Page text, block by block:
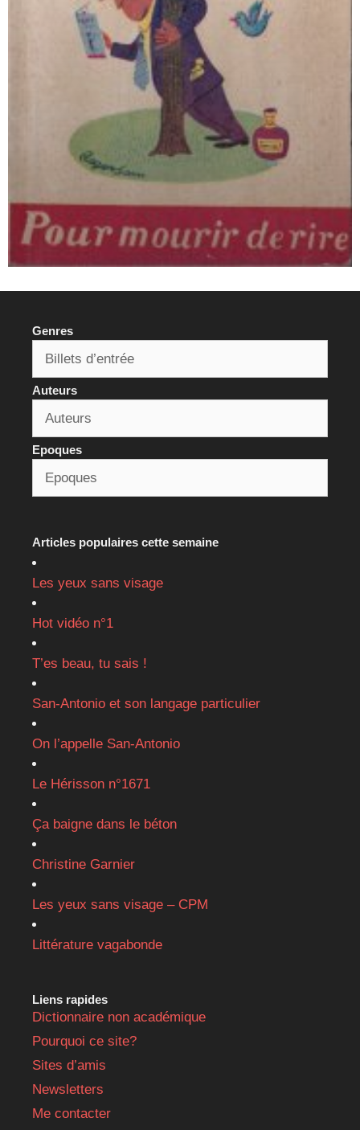
Genres
Auteurs
Epoques
Articles populaires cette semaine
Les yeux sans visage
Hot vidéo n°1
T’es beau, tu sais !
San-Antonio et son langage particulier
On l’appelle San-Antonio
Le Hérisson n°1671
Ça baigne dans le béton
Christine Garnier
Les yeux sans visage – CPM
Littérature vagabonde
Liens rapides
Dictionnaire non académique
Pourquoi ce site?
Sites d’amis
Newsletters
Me contacter